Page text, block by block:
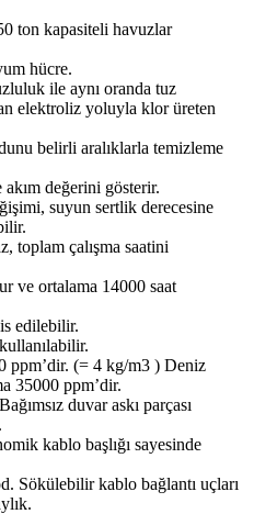
ton kapasiteli havuzlar
hücre.
ile aynı oranda tuz
elektroliz yoluyla klor üreten
belirli aralıklarla temizleme
akım değerini gösterir.
suyun sertlik derecesine
toplam çalışma saatini
ve ortalama 14000 saat
edilebilir.
ppm’dir. (= 4 kg/m3 ) Deniz
35000 ppm’dir.
duvar askı parçası
kablo başlığı sayesinde
Sökülebilir kablo bağlantı uçları